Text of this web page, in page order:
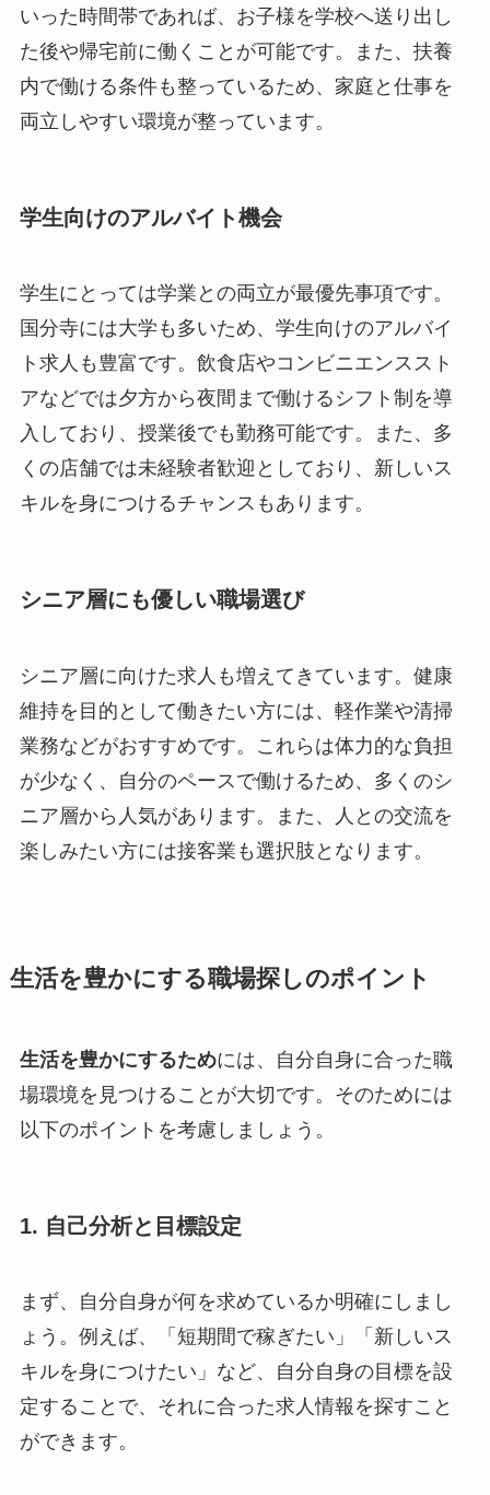
いった時間帯であれば、お子様を学校へ送り出し
た後や帰宅前に働くことが可能です。また、扶養
内で働ける条件も整っているため、家庭と仕事を
両立しやすい環境が整っています。
学生向けのアルバイト機会
学生にとっては学業との両立が最優先事項です。
国分寺には大学も多いため、学生向けのアルバイ
ト求人も豊富です。飲食店やコンビニエンススト
アなどでは夕方から夜間まで働けるシフト制を導
入しており、授業後でも勤務可能です。また、多
くの店舗では未経験者歓迎としており、新しいス
キルを身につけるチャンスもあります。
シニア層にも優しい職場選び
シニア層に向けた求人も増えてきています。健康
維持を目的として働きたい方には、軽作業や清掃
業務などがおすすめです。これらは体力的な負担
が少なく、自分のペースで働けるため、多くのシ
ニア層から人気があります。また、人との交流を
楽しみたい方には接客業も選択肢となります。
生活を豊かにする職場探しのポイント
生活を豊かにするためには、自分自身に合った職
場環境を見つけることが大切です。そのためには
以下のポイントを考慮しましょう。
1. 自己分析と目標設定
まず、自分自身が何を求めているか明確にしまし
ょう。例えば、「短期間で稼ぎたい」「新しいス
キルを身につけたい」など、自分自身の目標を設
定することで、それに合った求人情報を探すこと
ができます。